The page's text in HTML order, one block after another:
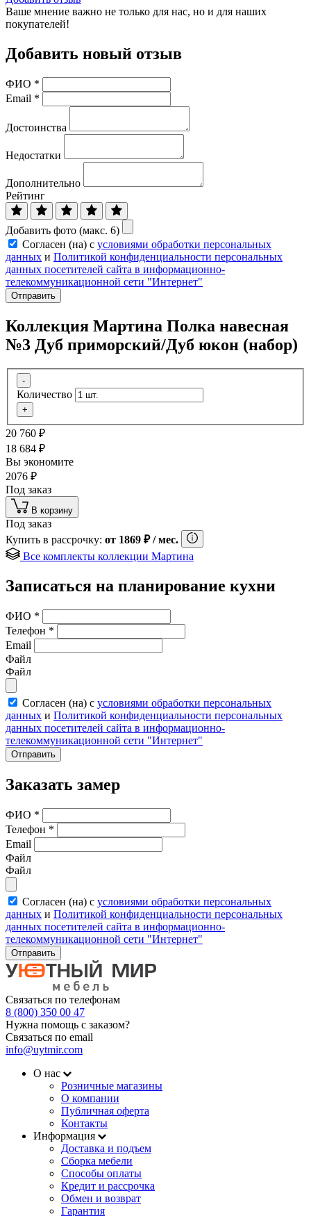
Ваше мнение важно не только для нас, но и для наших
покупателей!
Добавить новый отзыв
ФИО *
Email *
Достоинства
Недостатки
Дополнительно
Рейтинг
Добавить фото (макс. 6)
Согласен (на) с условиями обработки персональных
данных и Политикой конфиденциальности персональных
данных посетителей сайта в информационно-
телекоммуникационной сети "Интернет"
Отправить
Коллекция Мартина Полка навесная
№3 Дуб приморский/Дуб юкон (набор)
-
Количество
+
20 760 ₽
18 684 ₽
Вы экономите
2076 ₽
Под заказ
В корзину
Под заказ
Купить в рассрочку: от 1869 ₽/ мес.
Все комплекты коллекции Мартина
Записаться на планирование кухни
ФИО *
Телефон *
Email
Файл
Файл
Согласен (на) с условиями обработки персональных
данных и Политикой конфиденциальности персональных
данных посетителей сайта в информационно-
телекоммуникационной сети "Интернет"
Отправить
Заказать замер
ФИО *
Телефон *
Email
Файл
Файл
Согласен (на) с условиями обработки персональных
данных и Политикой конфиденциальности персональных
данных посетителей сайта в информационно-
телекоммуникационной сети "Интернет"
Отправить
Связаться по телефонам
8 (800) 350 00 47
Нужна помощь с заказом?
Связаться по email
info@uytmir.com
О нас
Розничные магазины
О компании
Публичная оферта
Контакты
Информация
Доставка и подъем
Сборка мебели
Способы оплаты
Кредит и рассрочка
Обмен и возврат
Гарантия